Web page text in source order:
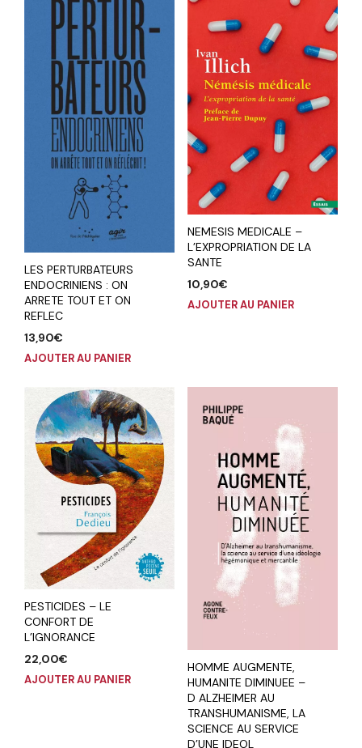
LES PERTURBATEURS
ENDOCRINIENS : ON
ARRETE TOUT ET ON
REFLEC
13,90€
AJOUTER AU PANIER
NEMESIS MEDICALE –
L’EXPROPRIATION DE LA
SANTE
10,90€
AJOUTER AU PANIER
PESTICIDES – LE
CONFORT DE
L’IGNORANCE
22,00€
AJOUTER AU PANIER
HOMME AUGMENTE,
HUMANITE DIMINUEE –
D ALZHEIMER AU
TRANSHUMANISME, LA
SCIENCE AU SERVICE
D’UNE IDEOL